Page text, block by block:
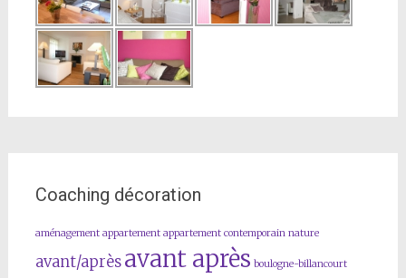
Coaching décoration
aménagement appartement appartement contemporain nature
avant/aprèsavant après boulogne-billancourt